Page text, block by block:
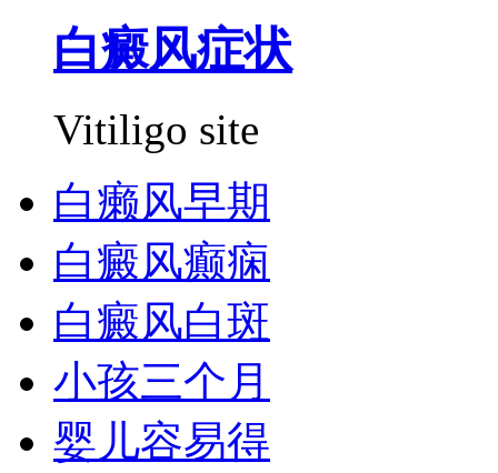
白癜风症状
Vitiligo site
白癞风早期
白癜风癫痫
白癜风白斑
小孩三个月
婴儿容易得